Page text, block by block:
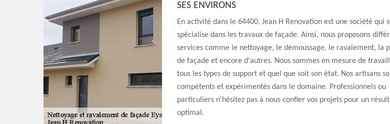
SES ENVIRONS
En activité dans le 64400, Jean H Renovation est une société qui
spécialise dans les travaux de façade. Ainsi, nous proposons
services comme le nettoyage, le démoussage, le ravalement, la
de façade et encore d'autres. Nous sommes en mesure de
tous les types de support et quel que soit son état. Nos artisans
compétents et expérimentés dans le domaine. Professionnels ou
particuliers n'hésitez pas à nous confier vos projets pour un
optimal.